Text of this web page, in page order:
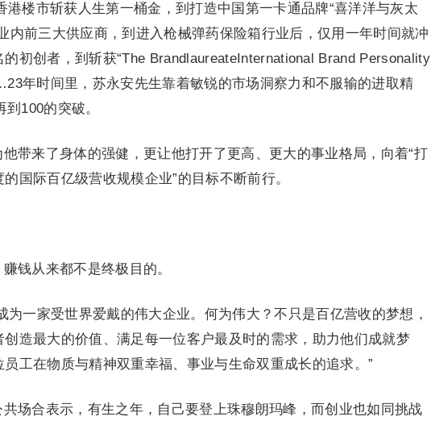
港楼市斩获人生第一桶金，到打造中国第一卡通品牌“喜洋洋与灰太
内前三大供应商，到进入枪械弹药保险箱行业后，仅用一年时间就冲
初创者，到斩获“The BrandlaureateInternational Brand Personality
年时间里，苏永安先生靠着敏锐的市场洞察力和不服输的进取精
100的突破。
带来了身体的强健，更让他打开了更高、更大的事业格局，向着“打
国际百亿级营收规模企业”的目标不断前行。
钱从来都不是终极目的。
为一家受世界爱戴的伟大企业。何为伟大？不只是百亿营收的梦想，
造最大的价值、满足每一位客户最及时的需求，助力他们成就梦
工在物质与精神双重幸福、事业与生命双重成长的追求。”
场合表示，有生之年，自己要登上珠穆朗玛峰，而创业也如同挑战